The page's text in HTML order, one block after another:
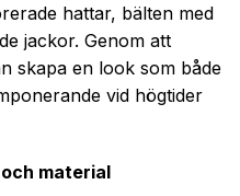
hattar, bälten med
jackor. Genom att
skapa en look som både
vid högtider
material